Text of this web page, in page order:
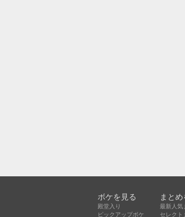
ボケを見る
殿堂入り
ピックアップボケ
まと
最新人気
セレクト